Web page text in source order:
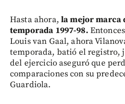
Hasta ahora, la mejor marca
temporada 1997-98.
Louis van Gaal, ahora
temporada, batió el registro,
del ejercicio aseguró que
comparaciones con su
Guardiola.